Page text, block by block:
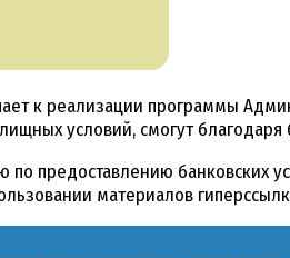
к реализации программы
условий, смогут
по предоставлению
материалов